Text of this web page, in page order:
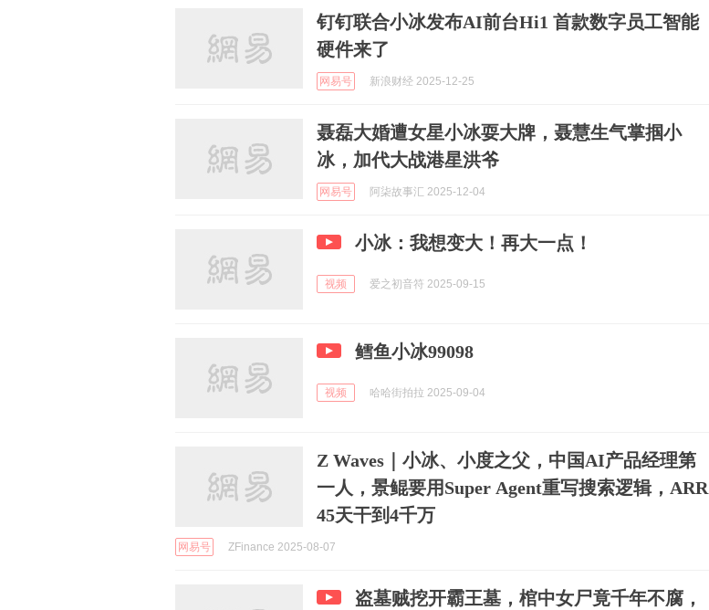
钉钉联合小冰发布AI前台Hi1 首款数字员工智能
硬件来了
网易号 新浪财经 2025-12-25
聂磊大婚遭女星小冰耍大牌，聂慧生气掌掴小
冰，加代大战港星洪爷
网易号 阿柒故事汇 2025-12-04
小冰：我想变大！再大一点！
视频 爱之初音符 2025-09-15
鳕鱼小冰99098
视频 哈哈街拍拉 2025-09-04
Z Waves｜小冰、小度之父，中国AI产品经理第
一人，景鲲要用Super Agent重写搜索逻辑，ARR
45天干到4千万
网易号 ZFinance 2025-08-07
盗墓贼挖开霸王墓，棺中女尸竟千年不腐，